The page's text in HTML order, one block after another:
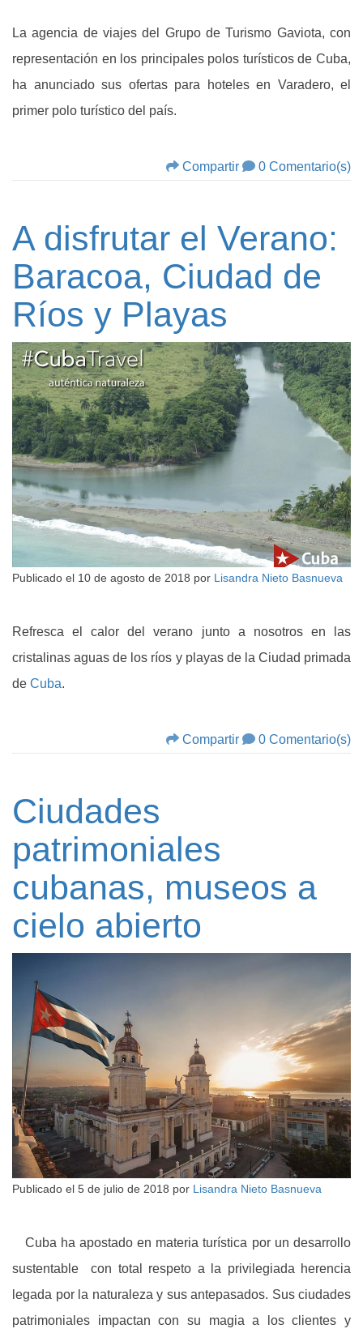
La agencia de viajes del Grupo de Turismo Gaviota, con
representación en los principales polos turísticos de Cuba,
ha anunciado sus ofertas para hoteles en Varadero, el
primer polo turístico del país.
Compartir 0 Comentario(s)
A disfrutar el Verano:
Baracoa, Ciudad de
Ríos y Playas
Publicado el 10 de agosto de 2018 por Lisandra Nieto Basnueva
Refresca el calor del verano junto a nosotros en las
cristalinas aguas de los ríos y playas de la Ciudad primada
de Cuba.
Compartir 0 Comentario(s)
Ciudades
patrimoniales
cubanas, museos a
cielo abierto
Publicado el 5 de julio de 2018 por Lisandra Nieto Basnueva
Cuba ha apostado en materia turística por un desarrollo
sustentable con total respeto a la privilegiada herencia
legada por la naturaleza y sus antepasados. Sus ciudades
patrimoniales impactan con su magia a los clientes y